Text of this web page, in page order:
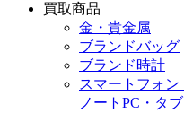
買取商品
金・貴金属
ブランドバッグ
ブランド時計
スマートフォン
ノートPC・タ